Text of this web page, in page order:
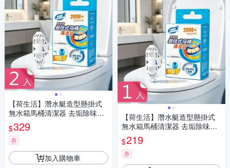
【荷生活】潛水艇造型懸掛式
無水箱馬桶清潔器 去垢除味緩
釋潔廁掛籃-2入組
$329
券
加入購物車
【荷生活】潛水艇造型懸掛式
無水箱馬桶清潔器 去垢除味緩
釋潔廁掛籃-1入組
$219
券